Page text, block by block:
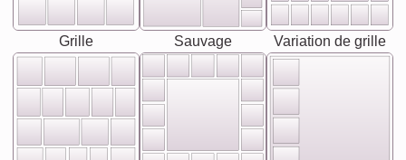
Grille Sauvage Variation de grille